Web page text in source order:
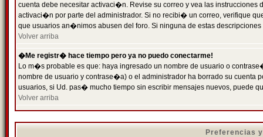
cuenta debe necesitar activaci�n. Revise su correo y vea las
activaci�n por parte del administrador. Si no recibi� un correo, verifique
que usuarios an�nimos abusen del foro. Si ninguna de estas
Volver arriba
�Me registr� hace tiempo pero ya no puedo conectarme!
Lo m�s probable es que: haya ingresado un nombre de usuario o
nombre de usuario y contrase�a) o el administrador ha borrado su
usuarios, si Ud. pas� mucho tiempo sin escribir mensajes nuevos, puede
Volver arriba
Preferencias